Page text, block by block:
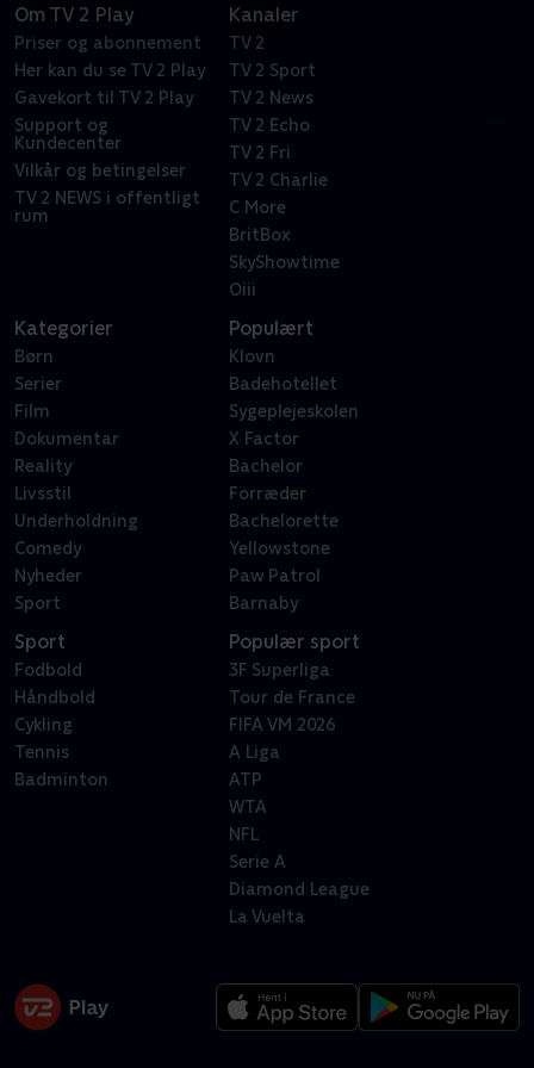
Om TV 2 Play
Priser og abonnement
Her kan du se TV 2 Play
Gavekort til TV 2 Play
Support og
Kundecenter
Vilkår og betingelser
TV 2 NEWS i offentligt
rum
Kanaler
TV 2
TV 2 Sport
TV 2 News
TV 2 Echo
TV 2 Fri
TV 2 Charlie
C More
BritBox
SkyShowtime
Oiii
Kategorier
Børn
Serier
Film
Dokumentar
Reality
Livsstil
Underholdning
Comedy
Nyheder
Sport
Populært
Klovn
Badehotellet
Sygeplejeskolen
X Factor
Bachelor
Forræder
Bachelorette
Yellowstone
Paw Patrol
Barnaby
Sport
Fodbold
Håndbold
Cykling
Tennis
Badminton
Populær sport
3F Superliga
Tour de France
FIFA VM 2026
A Liga
ATP
WTA
NFL
Serie A
Diamond League
La Vuelta